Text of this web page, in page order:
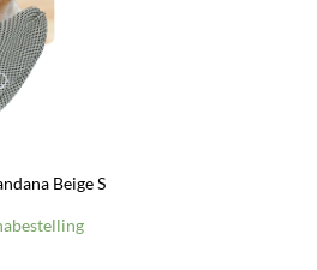
Beige S